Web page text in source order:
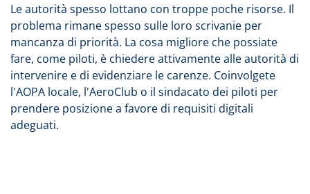
Le autorità spesso lottano con troppe poche risorse. Il
problema rimane spesso sulle loro scrivanie per
mancanza di priorità. La cosa migliore che possiate
fare, come piloti, è chiedere attivamente alle autorità di
intervenire e di evidenziare le carenze. Coinvolgete
l'AOPA locale, l'AeroClub o il sindacato dei piloti per
prendere posizione a favore di requisiti digitali
adeguati.